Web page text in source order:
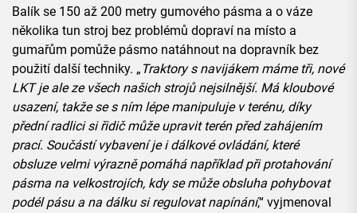
Balík se 150 až 200 metry gumového pásma a o váze
několika tun stroj bez problémů dopraví na místo a
gumařům pomůže pásmo natáhnout na dopravník bez
použití další techniky. „ Traktory s navijákem máme tři, nové
LKT je ale ze všech našich strojů nejsilnější. Má kloubové
usazení, takže se s ním lépe manipuluje v terénu, díky
přední radlici si řidič může upravit terén před zahájením
prací. Součástí vybavení je i dálkové ovládání, které
obsluze velmi výrazně pomáhá například při protahování
pásma na velkostrojích, kdy se může obsluha pohybovat
podél pásu a na dálku si regulovat napínání,“ vyjmenoval